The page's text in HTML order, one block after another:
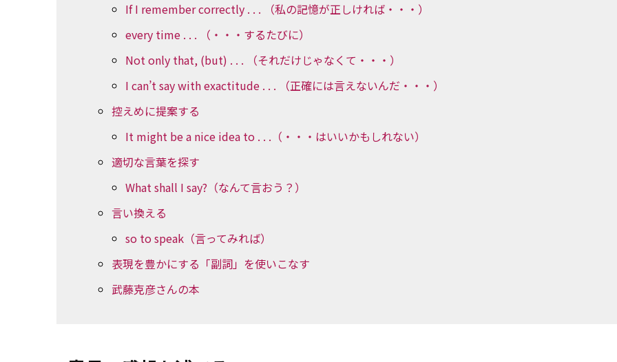
If I remember correctly . . . （私の記憶が正しければ・・・）
every time . . . （・・・するたびに）
Not only that, (but) . . . （それだけじゃなくて・・・）
I can’t say with exactitude . . . （正確には言えないんだ・・・）
控えめに提案する
It might be a nice idea to . . .（・・・はいいかもしれない）
適切な言葉を探す
What shall I say?（なんて言おう？）
言い換える
so to speak（言ってみれば）
表現を豊かにする「副詞」を使いこなす
武藤克彦さんの本